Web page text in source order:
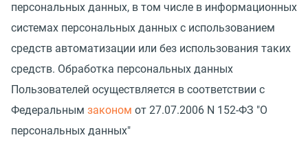
персональных данных, в том числе в информационных
системах персональных данных с использованием
средств автоматизации или без использования таких
средств. Обработка персональных данных
Пользователей осуществляется в соответствии с
Федеральным законом от 27.07.2006 N 152-ФЗ "О
персональных данных"